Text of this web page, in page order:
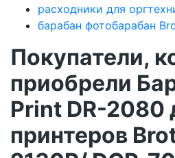
расходники для
барабан фотобарабан
Покупатели,
приобрели
Print DR-2080
принтеров